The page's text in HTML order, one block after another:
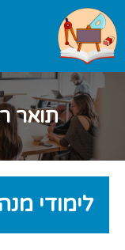
תואר
לימודי